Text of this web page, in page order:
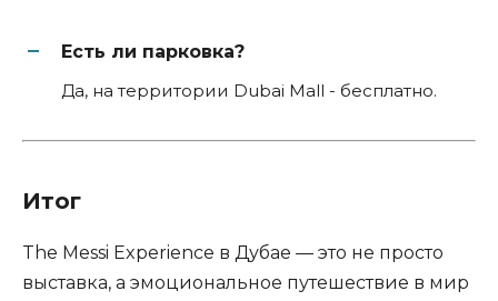
Есть ли парковка?
Да, на территории Dubai Mall - бесплатно.
Итог
The Messi Experience в Дубае — это не просто
выставка, а эмоциональное путешествие в мир